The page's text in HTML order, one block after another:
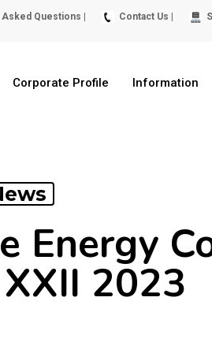
Questions | Contact Us |
Corporate Profile Information
Energy
2023